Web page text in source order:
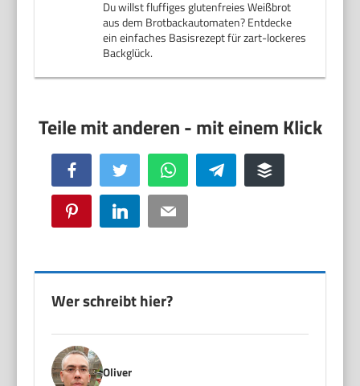
Du willst fluffiges glutenfreies Weißbrot
aus dem Brotbackautomaten? Entdecke
ein einfaches Basisrezept für zart-lockeres
Backglück.
Facebook Twitter WhatsApp Telegram Buffer
Pinterest LinkedIn Email
Wer schreibt hier?
Oliver